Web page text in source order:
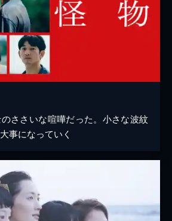
ささいな喧嘩だった。小さな波紋
事になっていく